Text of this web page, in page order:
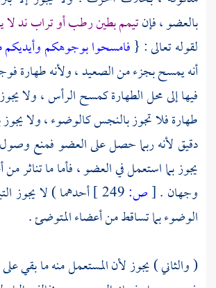
بالعضو ، فإنتيمم بطين رطب أو تراب ند لا
لقوله تعالى : {فامسحوا بوجوهكم وأيديكم
أنه يمسح بجزء من الصعيد ، ولأنه طهارة
فيها إلى محل الطهارة كمسح الرأس ، ولا
طهارة فلا تجوز بالنجس كالوضوء ، ولا
دقيق لأنه ربما حصل على العضو فمنع وصول
يجوز بما استعمل في العضو ، فأما ما تناثر من
وجهان .[ص:
أحدهما ) لا يجوز
الوضوء بما تساقط من أعضاء المتوضئ .
( والثاني ) يجوز لأن المستعمل منه ما بقي